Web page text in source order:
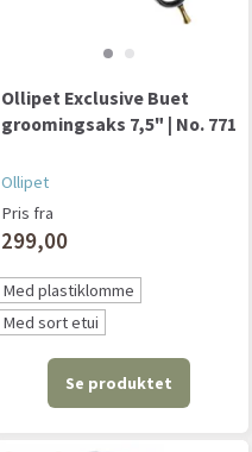
Ollipet Exclusive Buet
groomingsaks 7,5" | No. 771
Ollipet
Pris fra
299,00
Med plastiklomme
Med sort etui
Se produktet